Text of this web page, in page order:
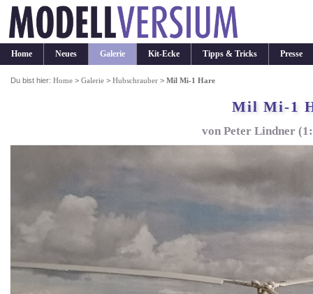
Home Neues Galerie Kit-Ecke Tipps & Tricks Presse
Du bist hier:Home >Galerie >Hubschrauber >Mil Mi-1 Hare
Mil Mi-1
von Peter Lindner